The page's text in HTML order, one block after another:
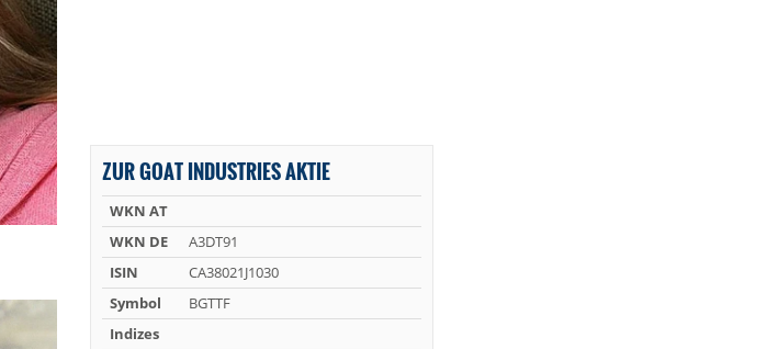
ZUR GOAT INDUSTRIES AKTIE
WKN AT
WKN DE
A3DT91
ISIN
CA38021J1030
Symbol
BGTTF
Indizes